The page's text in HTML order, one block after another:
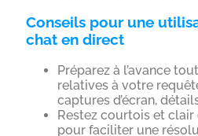
Conseils pour une
chat en direct
Préparez à l’avance
relatives à votre
captures d’écran,
Restez courtois et clair
pour faciliter une